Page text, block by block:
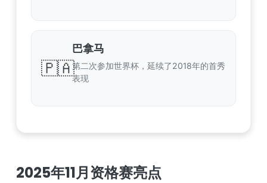
🇵🇦
巴拿马
第二次参加世界杯，延续了2018年的首秀
表现
2025年11月资格赛亮点